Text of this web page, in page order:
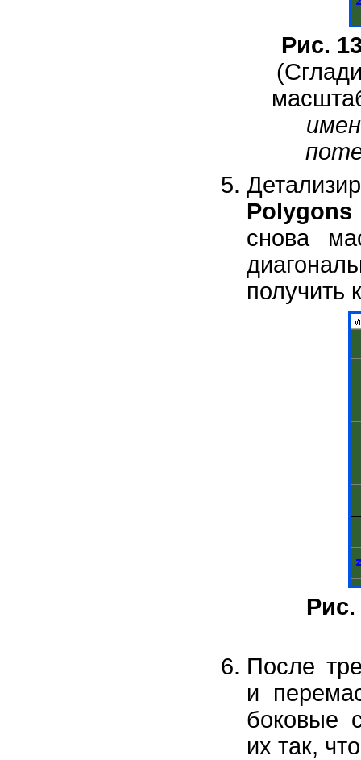
Рис.
снова
получить
Рис.
После
и
боковые
их так,